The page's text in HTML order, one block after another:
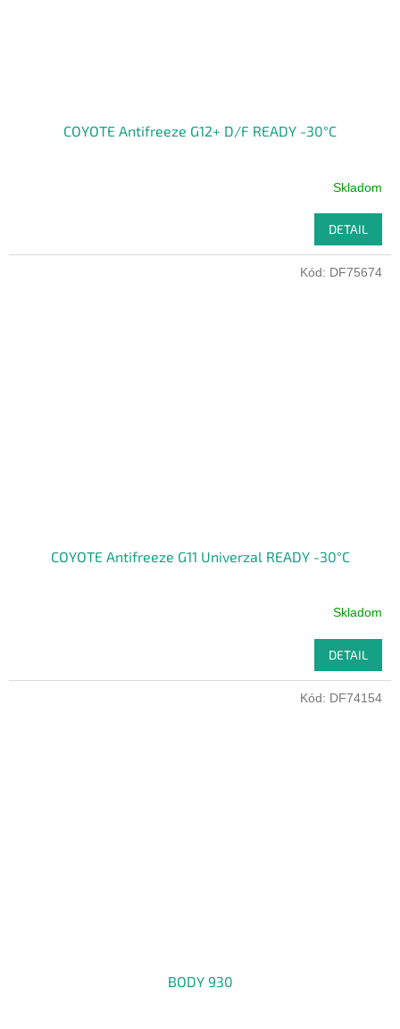
COYOTE Antifreeze G12+ D/F READY -30°C
Skladom
DETAIL
COYOTE Antifreeze G11 Univerzal READY -30°C
Skladom
DETAIL
Kód: DF75674
BODY 930
Kód: DF74154